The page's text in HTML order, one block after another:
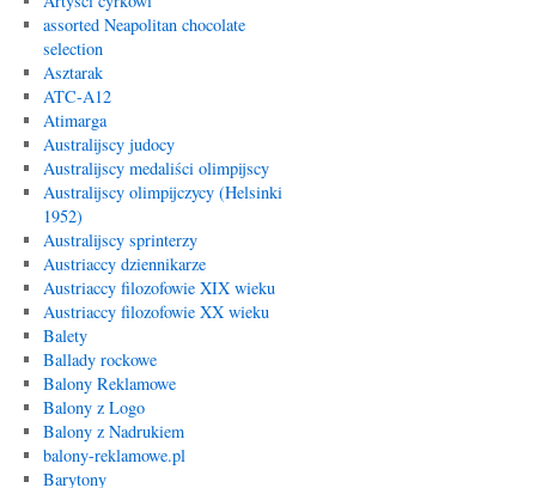
assorted Neapolitan chocolate
selection
Asztarak
ATC-A12
Atimarga
Australijscy judocy
Australijscy medaliści olimpijscy
Australijscy olimpijczycy (Helsinki
1952)
Australijscy sprinterzy
Austriaccy dziennikarze
Austriaccy filozofowie XIX wieku
Austriaccy filozofowie XX wieku
Balety
Ballady rockowe
Balony Reklamowe
Balony z Logo
Balony z Nadrukiem
balony-reklamowe.pl
Barytony